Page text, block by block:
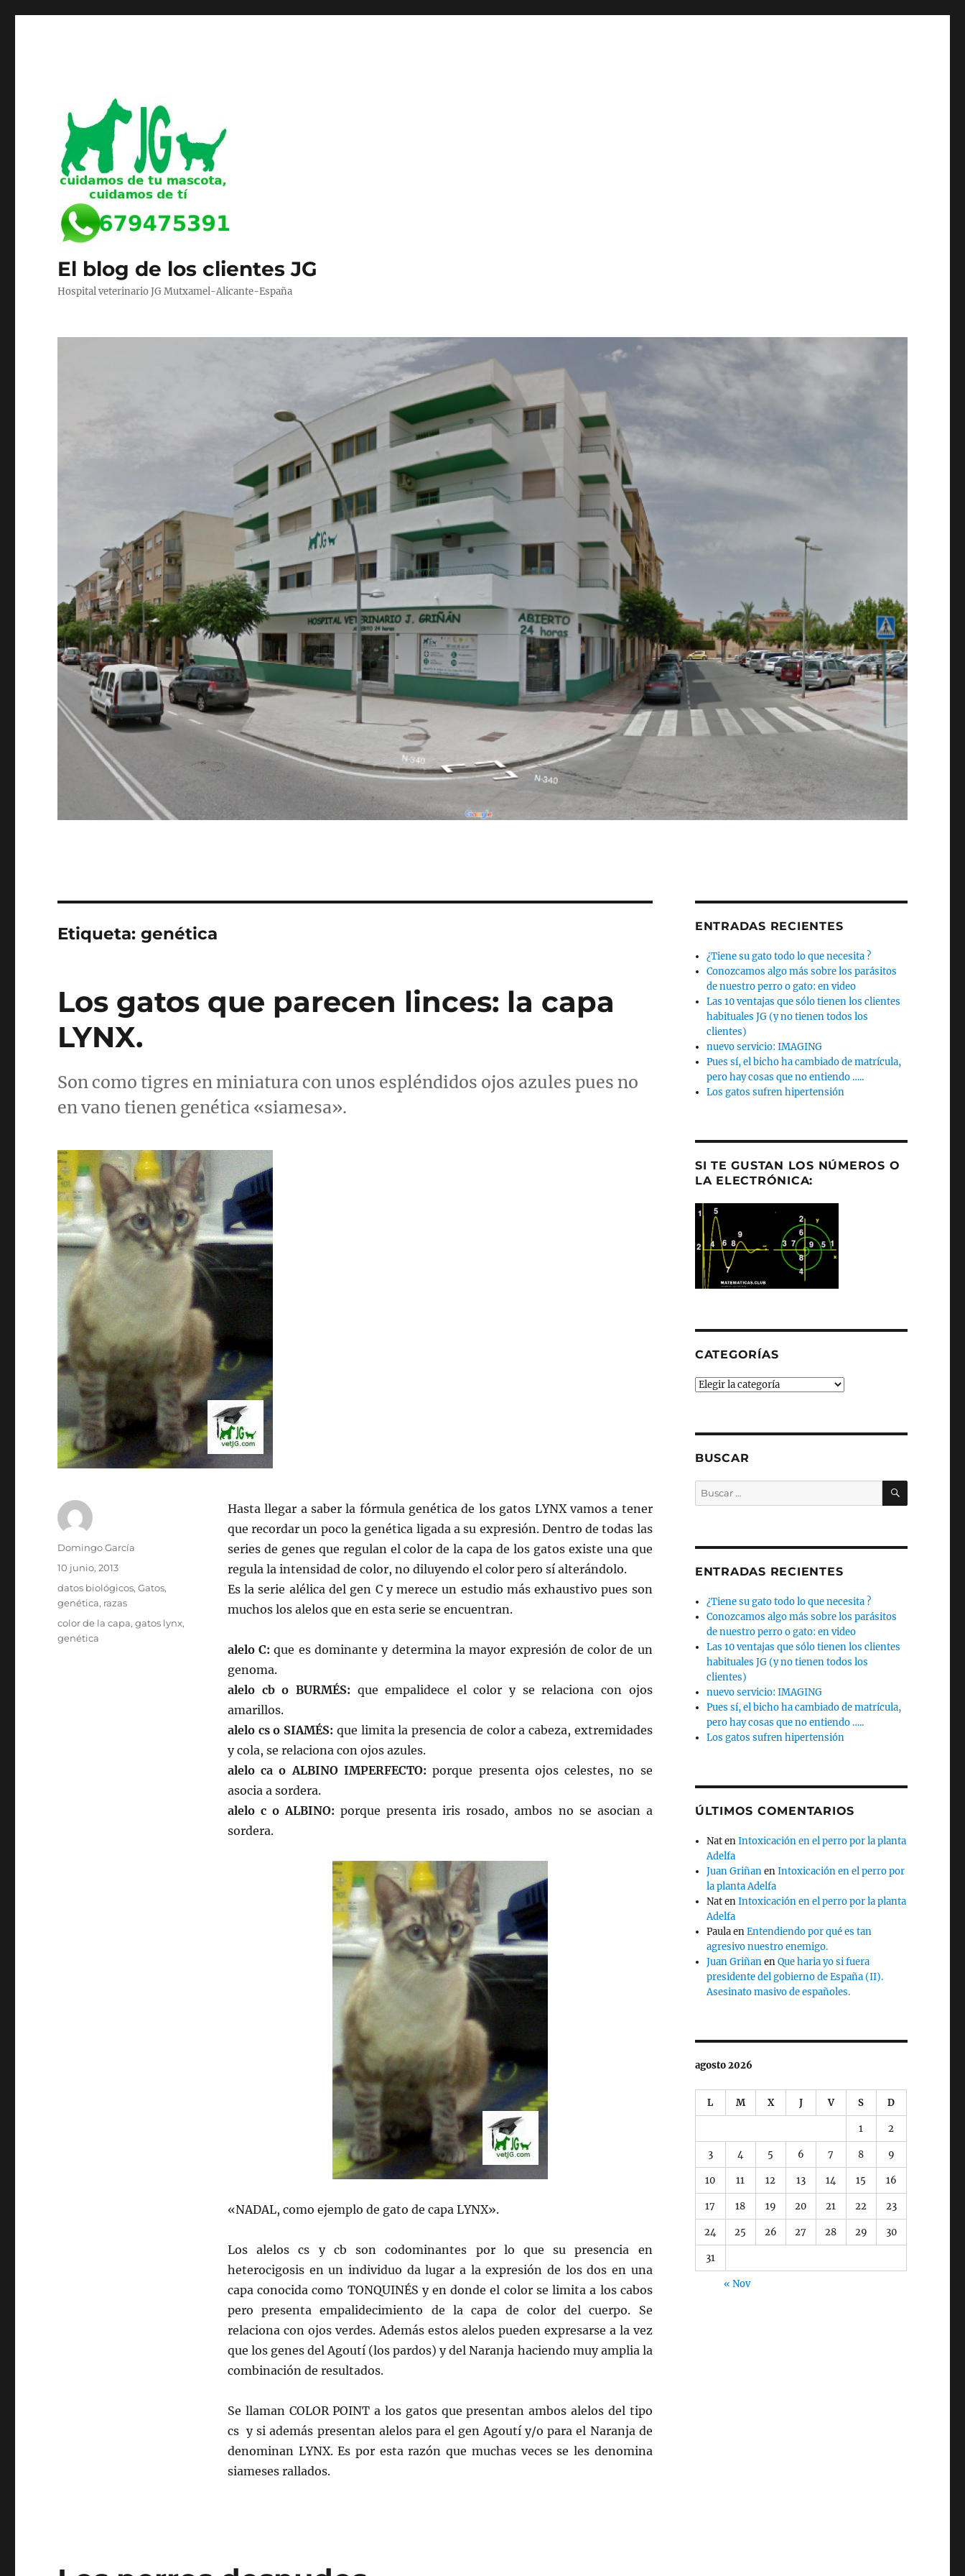
El blog de los clientes JG
Hospital veterinario JG Mutxamel-Alicante-España
Etiqueta:genética
Los gatos que parecen linces: la capa
LYNX.
Son como tigres en miniatura con unos espléndidos ojos azules pues no
en vano tienen genética «siamesa».
Hasta llegar a saber la fórmula genética de los gatos LYNX vamos a tener
que recordar un poco la genética ligada a su expresión. Dentro de todas las
series de genes que regulan el color de la capa de los gatos existe una que
regula la intensidad de color, no diluyendo el color pero sí alterándolo.
Es la serie alélica del gen C y merece un estudio más exhaustivo pues son
muchos los alelos que en esta serie se encuentran.
alelo C: que es dominante y determina la mayor expresión de color de un
genoma.
alelo cb o BURMÉS: que empalidece el color y se relaciona con ojos
amarillos.
alelo cs o SIAMÉS: que limita la presencia de color a cabeza, extremidades
y cola, se relaciona con ojos azules.
alelo ca o ALBINO IMPERFECTO: porque presenta ojos celestes, no se
asocia a sordera.
alelo c o ALBINO: porque presenta iris rosado, ambos no se asocian a
sordera.
«NADAL, como ejemplo de gato de capa LYNX».
Los alelos cs y cb son codominantes por lo que su presencia en
heterocigosis en un individuo da lugar a la expresión de los dos en una
capa conocida como TONQUINÉS y en donde el color se limita a los cabos
pero presenta empalidecimiento de la capa de color del cuerpo. Se
relaciona con ojos verdes. Además estos alelos pueden expresarse a la vez
que los genes del Agoutí (los pardos) y del Naranja haciendo muy amplia la
combinación de resultados.
Se llaman COLOR POINT a los gatos que presentan ambos alelos del tipo
cs y si además presentan alelos para el gen Agoutí y/o para el Naranja de
denominan LYNX. Es por esta razón que muchas veces se les denomina
siameses rallados.
Autor
Domingo García
Publicado
el
10 junio, 2013
Categorías
datos biológicos,Gatos,
genética, razas
Etiquetas
color de la capa,gatos lynx,
genética
ENTRADAS RECIENTES
¿Tiene su gato todo lo que necesita ?
Conozcamos algo más sobre los parásitos
de nuestro perro o gato: en video
Las 10 ventajas que sólo tienen los clientes
habituales JG (y no tienen todos los
clientes)
nuevo servicio: IMAGING
Pues sí, el bicho ha cambiado de matrícula,
pero hay cosas que no entiendo …..
Los gatos sufren hipertensión
SI TE GUSTAN LOS NÚMEROS O
LA ELECTRÓNICA:
CATEGORÍAS
Categorías
BUSCAR
Buscar
por:
BUSCAR
ENTRADAS RECIENTES
¿Tiene su gato todo lo que necesita ?
Conozcamos algo más sobre los parásitos
de nuestro perro o gato: en video
Las 10 ventajas que sólo tienen los clientes
habituales JG (y no tienen todos los
clientes)
nuevo servicio: IMAGING
Pues sí, el bicho ha cambiado de matrícula,
pero hay cosas que no entiendo …..
Los gatos sufren hipertensión
ÚLTIMOS COMENTARIOS
NatenIntoxicación en el perro por la planta
Adelfa
Juan GriñanenIntoxicación en el perro por
la planta Adelfa
NatenIntoxicación en el perro por la planta
Adelfa
PaulaenEntendiendo por qué es tan
agresivo nuestro enemigo.
Juan GriñanenQue haria yo si fuera
presidente del gobierno de España (II).
Asesinato masivo de españoles.
agosto 2026
L M X J V S D
1 2
3 4 5 6 7 8 9
10 11 12 13 14 15 16
17 18 19 20 21 22 23
24 25 26 27 28 29 30
31
« Nov